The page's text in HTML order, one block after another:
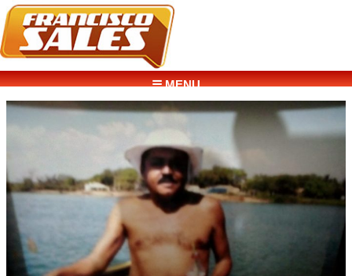
☰ MENU